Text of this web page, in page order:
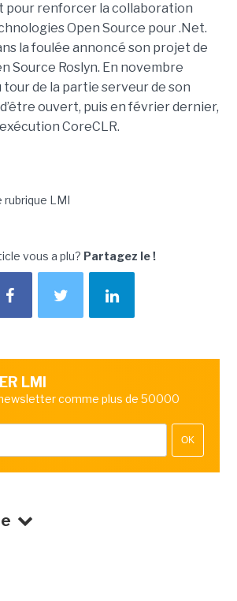
pour renforcer la collaboration
Open Source pour .Net.
la foulée annoncé son projet de
Source Roslyn. En novembre
tour de la partie serveur de son
ouvert, puis en février dernier,
CoreCLR.
LMI
vous a plu? Partagez le !
LMI
comme plus de 50000
OK